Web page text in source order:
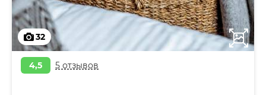
32
4,5 5 отзывов